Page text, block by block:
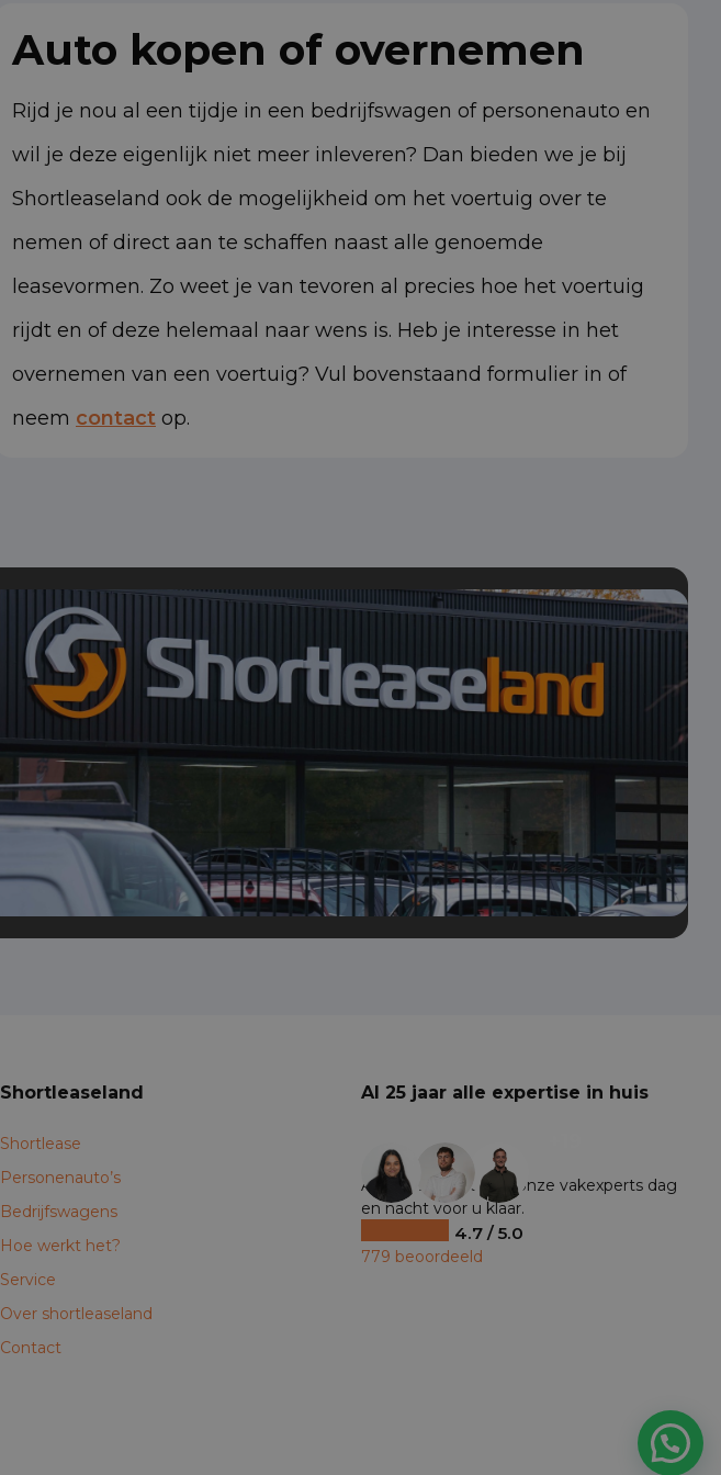
Auto kopen of overnemen
Rijd je nou al een tijdje in een bedrijfswagen of personenauto en
wil je deze eigenlijk niet meer inleveren? Dan bieden we je bij
Shortleaseland ook de mogelijkheid om het voertuig over te
nemen of direct aan te schaffen naast alle genoemde
leasevormen. Zo weet je van tevoren al precies hoe het voertuig
rijdt en of deze helemaal naar wens is. Heb je interesse in het
overnemen van een voertuig? Vul bovenstaand formulier in of
neem contact op.
Shortleaseland
Shortlease
Personenauto’s
Bedrijfswagens
Hoe werkt het?
Service
Over shortleaseland
Contact
Al 25 jaar alle expertise in huis
Al ruim 25 jaar staan onze vakexperts dag
en nacht voor u klaar.
4.7 / 5.0
779 beoordeeld